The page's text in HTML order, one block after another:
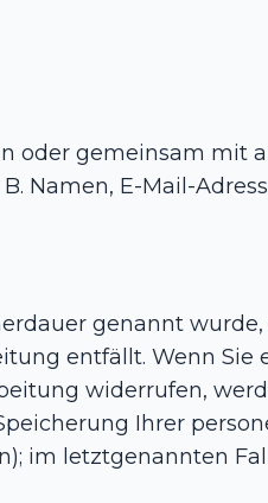
oder gemeinsam mit
Namen, E-Mail-
genannt
entfällt. Wenn Sie
widerrufen,
Ihrer
im letztgenannten